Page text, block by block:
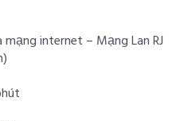
internet – Mạng Lan RJ